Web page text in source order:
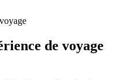
de voyage